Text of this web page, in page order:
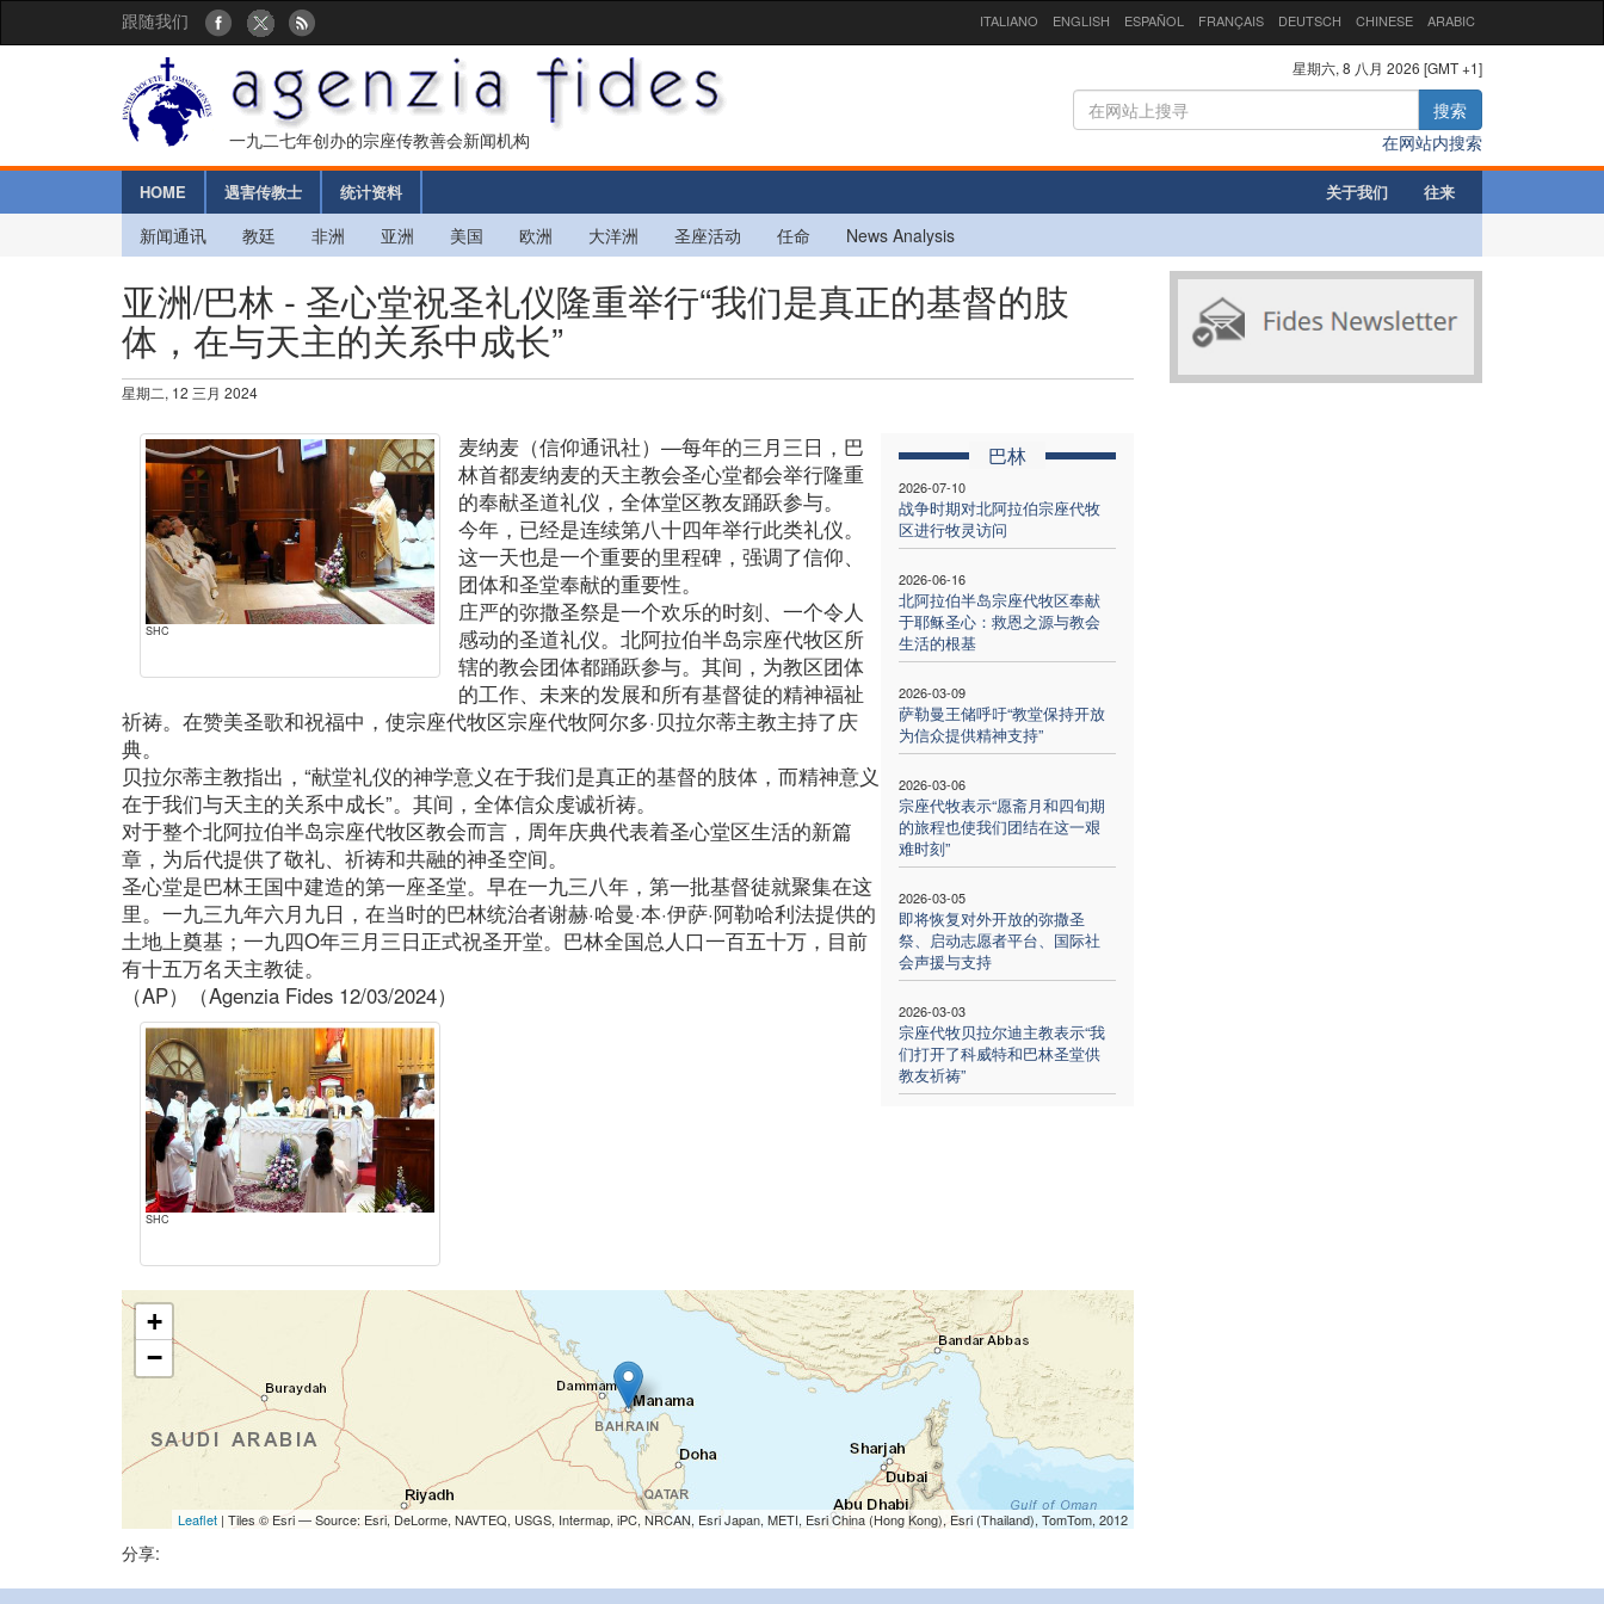
跟随我们 ITALIANO ENGLISH ESPAÑOL FRANÇAIS DEUTSCH CHINESE ARABIC
一九二七年创办的宗座传教善会新闻机构
星期六, 8 八月 2026 [GMT +1]
搜索
在网站内搜索
HOME 遇害传教士 统计资料 关于我们 往来
新闻通讯 教廷 非洲 亚洲 美国 欧洲 大洋洲 圣座活动 任命 News Analysis
亚洲/巴林 - 圣心堂祝圣礼仪隆重举行“我们是真正的基督的肢
体，在与天主的关系中成长”
星期二, 12 三月 2024
SHC
巴林
2026-07-10
战争时期对北阿拉伯宗座代牧
区进行牧灵访问
2026-06-16
北阿拉伯半岛宗座代牧区奉献
于耶稣圣心：救恩之源与教会
生活的根基
2026-03-09
萨勒曼王储呼吁“教堂保持开放
为信众提供精神支持”
2026-03-06
宗座代牧表示“愿斋月和四旬期
的旅程也使我们团结在这一艰
难时刻”
2026-03-05
即将恢复对外开放的弥撒圣
祭、启动志愿者平台、国际社
会声援与支持
2026-03-03
宗座代牧贝拉尔迪主教表示“我
们打开了科威特和巴林圣堂供
教友祈祷”
麦纳麦（信仰通讯社）—每年的三月三日，巴
林首都麦纳麦的天主教会圣心堂都会举行隆重
的奉献圣道礼仪，全体堂区教友踊跃参与。
今年，已经是连续第八十四年举行此类礼仪。
这一天也是一个重要的里程碑，强调了信仰、
团体和圣堂奉献的重要性。
庄严的弥撒圣祭是一个欢乐的时刻、一个令人
感动的圣道礼仪。北阿拉伯半岛宗座代牧区所
辖的教会团体都踊跃参与。其间，为教区团体
的工作、未来的发展和所有基督徒的精神福祉
祈祷。在赞美圣歌和祝福中，使宗座代牧区宗座代牧阿尔多·贝拉尔蒂主教主持了庆
典。
贝拉尔蒂主教指出，“献堂礼仪的神学意义在于我们是真正的基督的肢体，而精神意义
在于我们与天主的关系中成长”。其间，全体信众虔诚祈祷。
对于整个北阿拉伯半岛宗座代牧区教会而言，周年庆典代表着圣心堂区生活的新篇
章，为后代提供了敬礼、祈祷和共融的神圣空间。
圣心堂是巴林王国中建造的第一座圣堂。早在一九三八年，第一批基督徒就聚集在这
里。一九三九年六月九日，在当时的巴林统治者谢赫·哈曼·本·伊萨·阿勒哈利法提供的
土地上奠基；一九四O年三月三日正式祝圣开堂。巴林全国总人口一百五十万，目前
有十五万名天主教徒。
（AP）（Agenzia Fides 12/03/2024）
SHC
+
−
Leaflet| Tiles © Esri — Source: Esri, DeLorme, NAVTEQ, USGS, Intermap, iPC, NRCAN, Esri Japan, METI, Esri China (Hong Kong), Esri (Thailand), TomTom, 2012
分享: